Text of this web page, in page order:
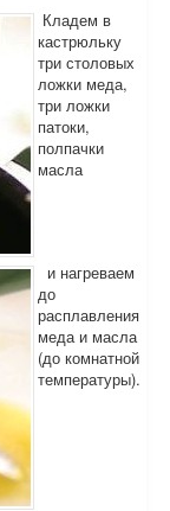
Кладем в
кастрюльку
три столовых
ложки меда,
три ложки
патоки,
полпачки
масла
и нагреваем
до
расплавления
меда и масла
(до комнатной
температуры).